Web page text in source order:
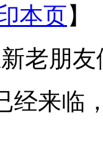
本页】
老朋
来临